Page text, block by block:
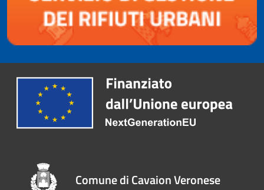
Comune di Cavaion Veronese